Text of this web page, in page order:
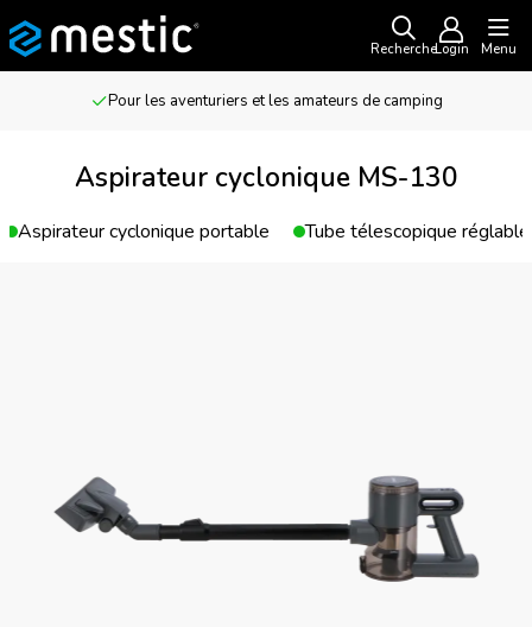
RechercheLogin Menu
Pour les aventuriers et les amateurs de camping
Aspirateur cyclonique MS-130
Aspirateur cyclonique portable Tube télescopique réglable